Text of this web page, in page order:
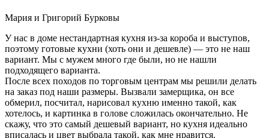
Мария и Григорий Бурковы
У нас в доме нестандартная кухня из-за короба и выступов,
поэтому готовые кухни (хоть они и дешевле) — это не наш
вариант. Мы с мужем много где были, но не нашли
подходящего варианта.
После всех походов по торговым центрам мы решили делать
на заказ под наши размеры. Вызвали замерщика, он все
обмерил, посчитал, нарисовал кухню именно такой, как
хотелось, и картинка в голове сложилась окончательно. Не
скажу, что это самый дешевый вариант, но кухня идеально
вписалась и цвет выбрала такой, как мне нравится.